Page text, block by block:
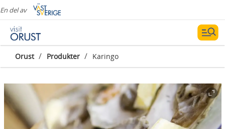
En del av
Orust / Produkter / Karingo